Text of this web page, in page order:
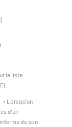
|
la liste
» Lorsqu’un
d’un
de son